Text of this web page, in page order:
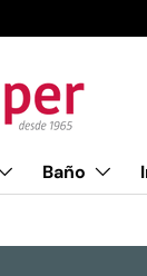
Baño